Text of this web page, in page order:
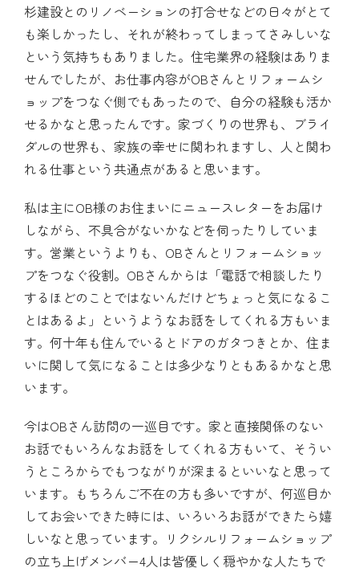
杉建設とのリノベーションの打合せなどの日々がとて
も楽しかったし、それが終わってしまってさみしいな
という気持ちもありました。住宅業界の経験はありま
せんでしたが、お仕事内容がOBさんとリフォームシ
ョップをつなぐ側でもあったので、自分の経験も活か
せるかなと思ったんです。家づくりの世界も、ブライ
ダルの世界も、家族の幸せに関われますし、人と関わ
れる仕事という共通点があると思います。
私は主にOB様のお住まいにニュースレターをお届け
しながら、不具合がないかなどを伺ったりしていま
す。営業というよりも、OBさんとリフォームショッ
プをつなぐ役割。OBさんからは「電話で相談したり
するほどのことではないんだけどちょっと気になるこ
とはあるよ」というようなお話をしてくれる方もいま
す。何十年も住んでいるとドアのガタつきとか、住ま
いに関して気になることは多少なりともあるかなと思
います。
今はOBさん訪問の一巡目です。家と直接関係のない
お話でもいろんなお話をしてくれる方もいて、そうい
うところからでもつながりが深まるといいなと思って
います。もちろんご不在の方も多いですが、何巡目か
してお会いできた時には、いろいろお話ができたら嬉
しいなと思っています。リクシルリフォームショップ
の立ち上げメンバー4人は皆優しく穏やかな人たちで